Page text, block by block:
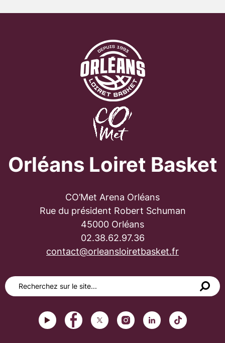
Orléans Loiret Basket
CO’Met Arena Orléans
Rue du président Robert Schuman
45000 Orléans
02.38.62.97.36
contact@orleansloiretbasket.fr